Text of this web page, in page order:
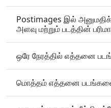
Postimages இல்
அளவு மற்றும் படத்தின்
ஒரே நேரத்தில் எத்தனை
மொத்தம் எத்தனை படங்களை